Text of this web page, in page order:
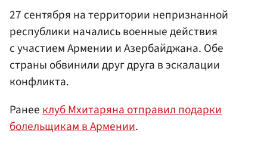
27 сентября на территории непризнанной
республики начались военные действия
с участием Армении и Азербайджана. Обе
страны обвинили друг друга в эскалации
конфликта.
Ранееклуб Мхитаряна отправил подарки
болельщикам в Армении.